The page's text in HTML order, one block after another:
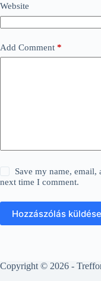
Website
Add Comment *
Save my name,
next time I comment.
Hozzászólás küldése
Copyright © 2026 -